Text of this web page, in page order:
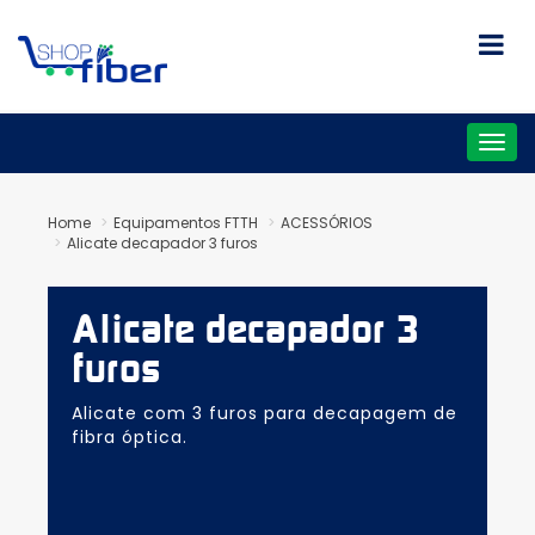
Home Equipamentos FTTH
ACESSÓRIOS
Alicate decapador 3 furos
Alicate decapador 3
furos
Alicate com 3 furos para decapagem de
fibra óptica.